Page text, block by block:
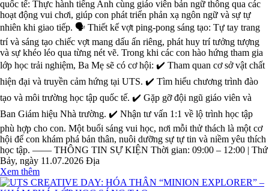
quốc tế: Thực hành tiếng Anh cùng giáo viên bản ngữ thông qua các
hoạt động vui chơi, giúp con phát triển phản xạ ngôn ngữ và sự tự
nhiên khi giao tiếp. 🗣️ Thiết kế vợt ping-pong sáng tạo: Tự tay trang
trí và sáng tạo chiếc vợt mang dấu ấn riêng, phát huy trí tưởng tượng
và sự khéo léo qua từng nét vẽ. Trong khi các con hào hứng tham gia
lớp học trải nghiệm, Ba Mẹ sẽ có cơ hội: ✔️ Tham quan cơ sở vật chất
hiện đại và truyền cảm hứng tại UTS. ✔️ Tìm hiểu chương trình đào
tạo và môi trường học tập quốc tế. ✔️ Gặp gỡ đội ngũ giáo viên và
Ban Giám hiệu Nhà trường. ✔️ Nhận tư vấn 1:1 về lộ trình học tập
phù hợp cho con. Một buổi sáng vui học, nơi mỗi thử thách là một cơ
hội để con khám phá bản thân, nuôi dưỡng sự tự tin và niềm yêu thích
học tập. —— THÔNG TIN SỰ KIỆN Thời gian: 09:00 – 12:00 | Thứ
Bảy, ngày 11.07.2026 Địa
Xem thêm